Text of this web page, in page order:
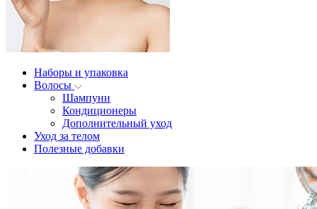
Наборы и упаковка
Волосы
Шампуни
Кондиционеры
Дополнительный уход
Уход за телом
Полезные добавки